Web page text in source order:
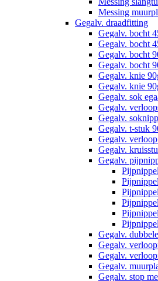
Messing
Gegalv. draadfitting
Gegalv. bocht
Gegalv. bocht
Gegalv. bocht
Gegalv. bocht
Gegalv. knie
Gegalv. knie
Gegalv. sok
Gegalv.
Gegalv.
Gegalv. t-stuk
Gegalv.
Gegalv.
Gegalv.
Gegalv.
Gegalv.
Gegalv.
Gegalv.
Gegalv. stop